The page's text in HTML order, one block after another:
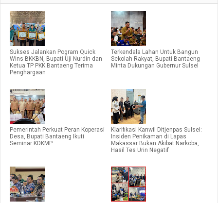
Sukses Jalankan Pogram Quick
Wins BKKBN, Bupati Uji Nurdin dan
Ketua TP PKK Bantaeng Terima
Penghargaan
Terkendala Lahan Untuk Bangun
Sekolah Rakyat, Bupati Bantaeng
Minta Dukungan Gubernur Sulsel
Pemerintah Perkuat Peran Koperasi
Desa, Bupati Bantaeng Ikuti
Seminar KDKMP
Klarifikasi Kanwil Ditjenpas Sulsel:
Insiden Penikaman di Lapas
Makassar Bukan Akibat Narkoba,
Hasil Tes Urin Negatif